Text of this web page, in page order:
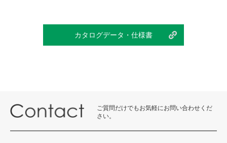
カタログデータ・仕様書
ご質問だけでもお気軽にお問い合わせくだ
さい。